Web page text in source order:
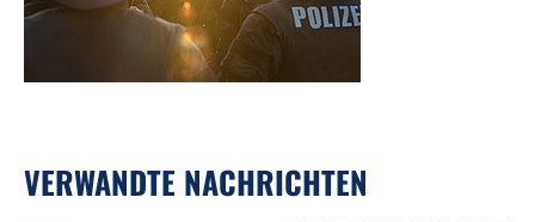
VERWANDTE NACHRICHTEN